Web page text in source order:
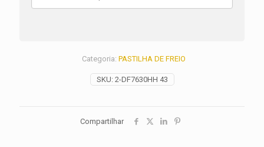
ANO
SKU: 2-DF7630HH 43
Categoria: PASTILHA DE FREIO
Compartilhar